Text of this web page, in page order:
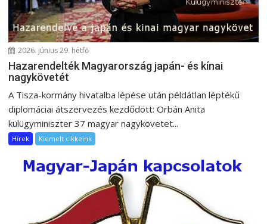
ó
2026. június 29. hétfő
Hazarendelték Magyarország japán- és kínai
nagykövetét
A Tisza-kormány hivatalba lépése után példátlan léptékű
diplomáciai átszervezés kezdődött: Orbán Anita
külügyminiszter 37 magyar nagykövetet...
Hírek Kiemelt cikkeink